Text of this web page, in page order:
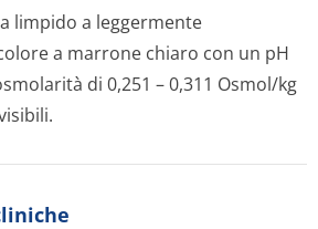
limpido a leggermente
a marrone chiaro con un pH
di 0,251 – 0,311 Osmol/kg